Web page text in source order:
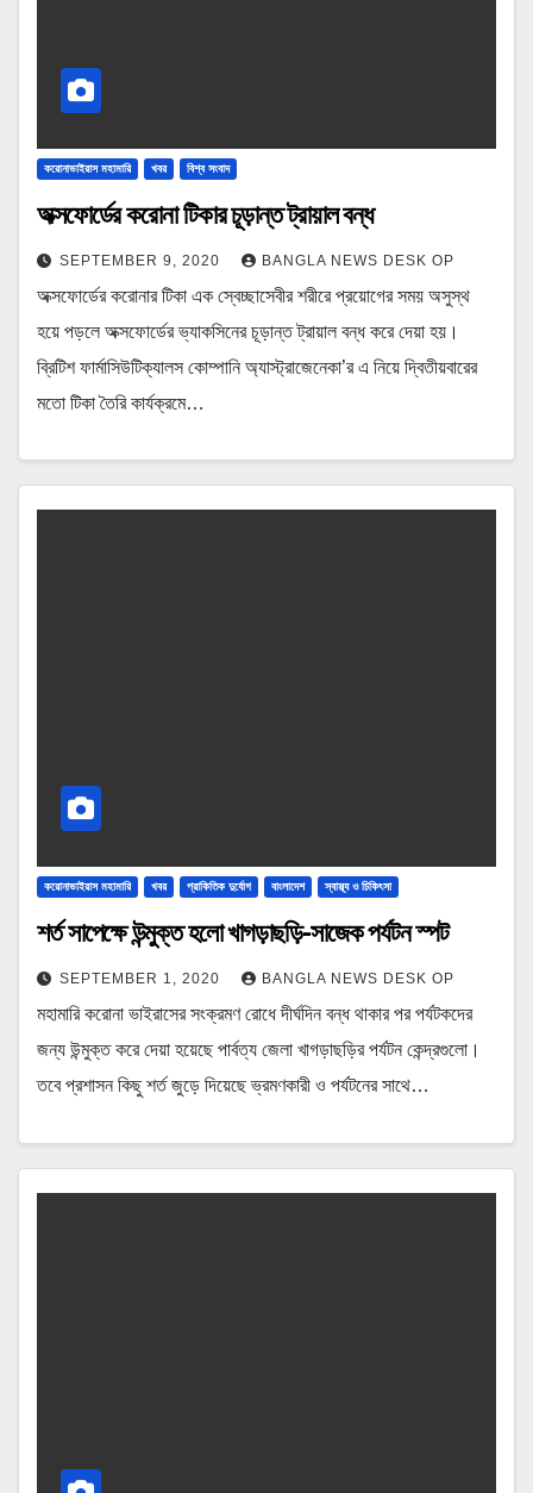
করোনাভাইরাস মহামারি খবর বিশ্ব সংবাদ
অক্সফোর্ডের করোনা টিকার চূড়ান্ত ট্রায়াল বন্ধ
SEPTEMBER 9, 2020 BANGLA NEWS DESK OP
অক্সফোর্ডের করোনার টিকা এক স্বেচ্ছাসেবীর শরীরে প্রয়োগের সময় অসুস্থ
হয়ে পড়লে অক্সফোর্ডের ভ্যাকসিনের চূড়ান্ত ট্রায়াল বন্ধ করে দেয়া হয়।
ব্রিটিশ ফার্মাসিউটিক্যালস কোম্পানি অ্যাস্ট্রাজেনেকা’র এ নিয়ে দ্বিতীয়বারের
মতো টিকা তৈরি কার্যক্রমে…
করোনাভাইরাস মহামারি খবর প্রাকিতিক দুর্যোগ বাংলাদেশ স্বাস্থ্য ও চিকিৎসা
শর্ত সাপেক্ষে উন্মুক্ত হলো খাগড়াছড়ি-সাজেক পর্যটন স্পট
SEPTEMBER 1, 2020 BANGLA NEWS DESK OP
মহামারি করোনা ভাইরাসের সংক্রমণ রোধে দীর্ঘদিন বন্ধ থাকার পর পর্যটকদের
জন্য উন্মুক্ত করে দেয়া হয়েছে পার্বত্য জেলা খাগড়াছড়ির পর্যটন কেন্দ্রগুলো।
তবে প্রশাসন কিছু শর্ত জুড়ে দিয়েছে ভ্রমণকারী ও পর্যটনের সাথে…